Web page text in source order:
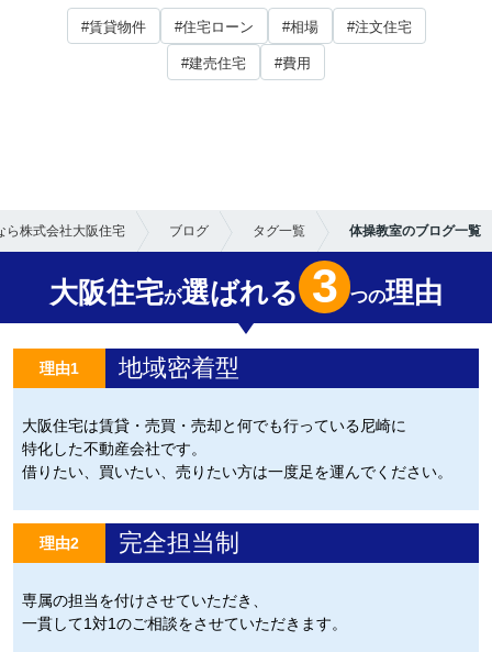
#賃貸物件 #住宅ローン #相場 #注文住宅
#建売住宅 #費用
ら株式会社大阪住宅 ブログ タグ一覧 体操教室のブログ一覧
大阪住宅が選ばれる 3 つの理由
理由1 地域密着型
大阪住宅は賃貸・売買・売却と何でも行っている尼崎に
特化した不動産会社です。
借りたい、買いたい、売りたい方は一度足を運んでください。
理由2 完全担当制
専属の担当を付けさせていただき、
一貫して1対1のご相談をさせていただきます。